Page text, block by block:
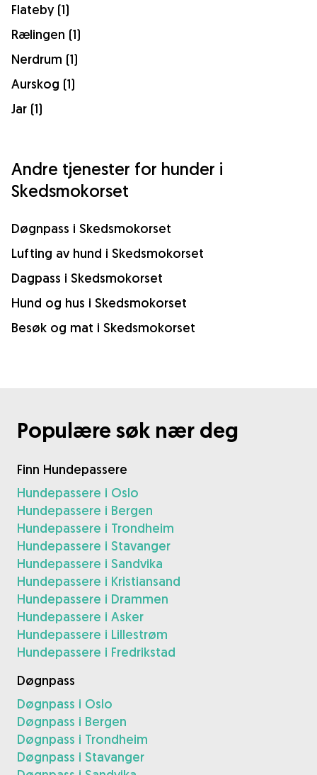
Flateby (1)
Rælingen (1)
Nerdrum (1)
Aurskog (1)
Jar (1)
Andre tjenester for hunder i
Skedsmokorset
Døgnpass i Skedsmokorset
Lufting av hund i Skedsmokorset
Dagpass i Skedsmokorset
Hund og hus i Skedsmokorset
Besøk og mat i Skedsmokorset
Populære søk nær deg
Finn Hundepassere
Hundepassere i Oslo
Hundepassere i Bergen
Hundepassere i Trondheim
Hundepassere i Stavanger
Hundepassere i Sandvika
Hundepassere i Kristiansand
Hundepassere i Drammen
Hundepassere i Asker
Hundepassere i Lillestrøm
Hundepassere i Fredrikstad
Døgnpass
Døgnpass i Oslo
Døgnpass i Bergen
Døgnpass i Trondheim
Døgnpass i Stavanger